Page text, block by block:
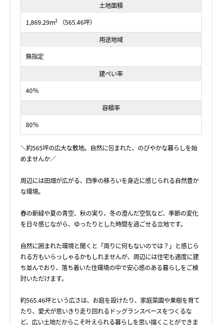
土地面積
1,869.29m2
（565.46坪）
用途地域
無指定
建ぺい率
40％
容積率
80％
＼約565坪の広大な敷地。自然に包まれた、のびやかな暮らしを始
めませんか／
周辺には田畑が広がる、四季の移ろいを身近に感じられる自然豊か
な環境。
春の新緑や夏の青空、秋の実り、冬の澄んだ空気など、季節の変化
を日々感じながら、ゆったりとした時間を過ごせる立地です。
自然に囲まれた環境と聞くと「周りに何もないのでは？」と感じら
れる方もいらっしゃるかもしれませんが、周辺には住宅も適度に建
ち並んでおり、落ち着いた住環境の中で安心感のある暮らしをご検
討いただけます。
約565.46坪という広さは、お庭を設けたり、家庭菜園や果樹を育て
たり、愛犬が思いきり走り回れるドッグランスペースをつくるな
ど、広い土地だからこそ叶えられる暮らしを思い描くことができま